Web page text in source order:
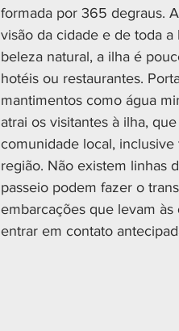
formada por 365 degraus.
visão da cidade e de toda
beleza natural, a ilha é
hotéis ou restaurantes.
mantimentos como água
atrai os visitantes à ilha,
comunidade local,
região. Não existem linhas
passeio podem fazer o
embarcações que levam às
entrar em contato